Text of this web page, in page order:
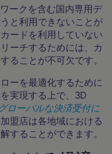
ークを含む国内専用デ
と利用できないことが
ードを利用していない
ーチするためには、カ
ることが不可欠です。
ーを最適化するために
実現する上で、3D
グローバルな決済受付に
盟店は各地域における
することができます。